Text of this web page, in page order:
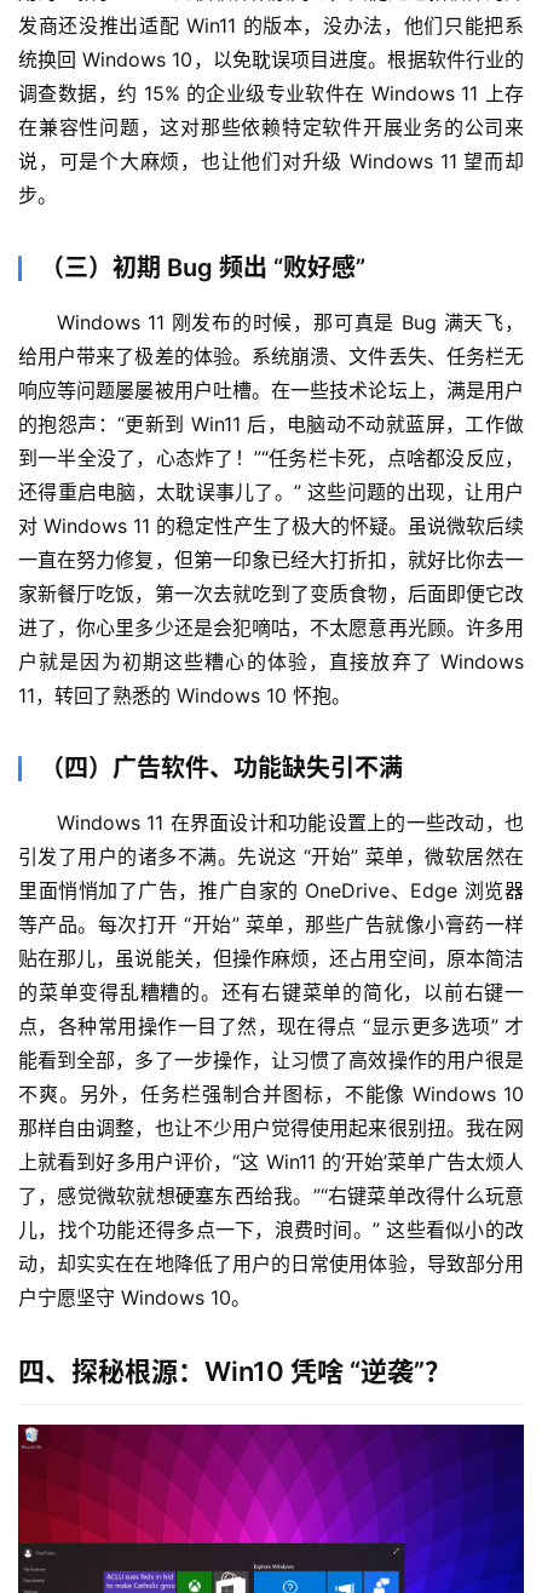
量
发商还没推出适配 Win11 的版本，没办法，他们只能把系
统换回 Windows 10，以免耽误项目进度。根据软件行业的
调查数据，约 15% 的企业级专业软件在 Windows 11 上存
在兼容性问题，这对那些依赖特定软件开展业务的公司来
说，可是个大麻烦，也让他们对升级 Windows 11 望而却
步。
（三）初期 Bug 频出 “败好感”
Windows 11 刚发布的时候，那可真是 Bug 满天飞，
给用户带来了极差的体验。系统崩溃、文件丢失、任务栏无
响应等问题屡屡被用户吐槽。在一些技术论坛上，满是用户
的抱怨声：“更新到 Win11 后，电脑动不动就蓝屏，工作做
到一半全没了，心态炸了！”“任务栏卡死，点啥都没反应，
还得重启电脑，太耽误事儿了。” 这些问题的出现，让用户
对 Windows 11 的稳定性产生了极大的怀疑。虽说微软后续
一直在努力修复，但第一印象已经大打折扣，就好比你去一
家新餐厅吃饭，第一次去就吃到了变质食物，后面即便它改
进了，你心里多少还是会犯嘀咕，不太愿意再光顾。许多用
户就是因为初期这些糟心的体验，直接放弃了 Windows
11，转回了熟悉的 Windows 10 怀抱。
（四）广告软件、功能缺失引不满
Windows 11 在界面设计和功能设置上的一些改动，也
引发了用户的诸多不满。先说这 “开始” 菜单，微软居然在
里面悄悄加了广告，推广自家的 OneDrive、Edge 浏览器
等产品。每次打开 “开始” 菜单，那些广告就像小膏药一样
贴在那儿，虽说能关，但操作麻烦，还占用空间，原本简洁
的菜单变得乱糟糟的。还有右键菜单的简化，以前右键一
点，各种常用操作一目了然，现在得点 “显示更多选项” 才
能看到全部，多了一步操作，让习惯了高效操作的用户很是
不爽。另外，任务栏强制合并图标，不能像 Windows 10
那样自由调整，也让不少用户觉得使用起来很别扭。我在网
上就看到好多用户评价，“这 Win11 的‘开始’菜单广告太烦人
了，感觉微软就想硬塞东西给我。”“右键菜单改得什么玩意
儿，找个功能还得多点一下，浪费时间。” 这些看似小的改
动，却实实在在地降低了用户的日常使用体验，导致部分用
户宁愿坚守 Windows 10。
四、探秘根源：Win10 凭啥 “逆袭”？